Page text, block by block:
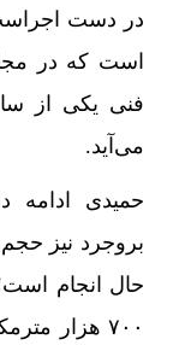
چرا
هشدار
است که در
فنی یکی از
می‌آید.
حمیدی
بروجرد نیز
حال انجام